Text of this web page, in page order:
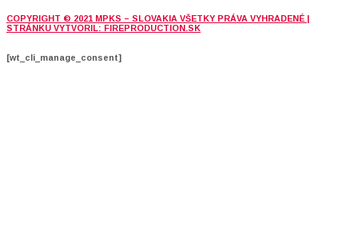
COPYRIGHT © 2021 MPKS – SLOVAKIA VŠETKY PRÁVA VYHRADENÉ |
STRÁNKU VYTVORIL: FIREPRODUCTION.SK
[wt_cli_manage_consent]